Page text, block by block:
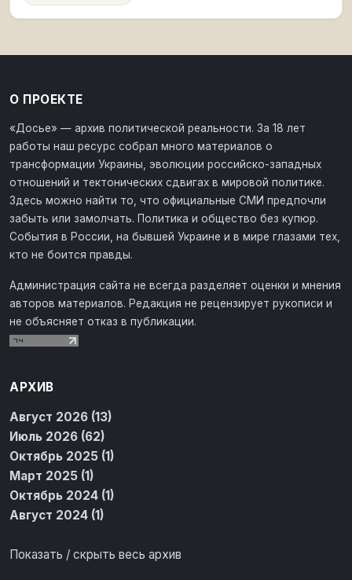
О ПРОЕКТЕ
«Досье» — архив политической реальности. За 18 лет
работы наш ресурс собрал много материалов о
трансформации Украины, эволюции российско-западных
отношений и тектонических сдвигах в мировой политике.
Здесь можно найти то, что официальные СМИ предпочли
забыть или замолчать. Политика и общество без купюр.
События в России, на бывшей Украине и в мире глазами тех,
кто не боится правды.
Администрация сайта не всегда разделяет оценки и мнения
авторов материалов. Редакция не рецензирует рукописи и
не объясняет отказ в публикации.
АРХИВ
Август 2026 (13)
Июль 2026 (62)
Октябрь 2025 (1)
Март 2025 (1)
Октябрь 2024 (1)
Август 2024 (1)
Показать / скрыть весь архив